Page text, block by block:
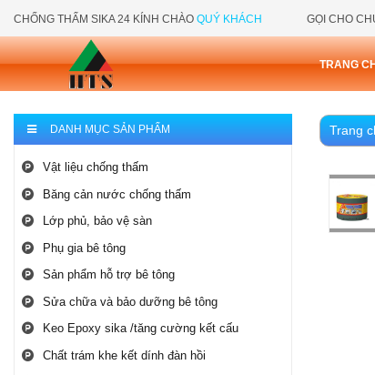
CHỐNG THẤM SIKA 24 KÍNH CHÀO QUÝ KHÁCH GỌI CHO
TRANG
DANH MỤC SẢN PHẨM
Vật liệu chống thấm
Băng cản nước chống thấm
Lớp phủ, bảo vệ sàn
Phụ gia bê tông
Sản phẩm hỗ trợ bê tông
Sửa chữa và bảo dưỡng bê tông
Keo Epoxy sika /tăng cường kết cấu
Chất trám khe kết dính đàn hồi
Trang